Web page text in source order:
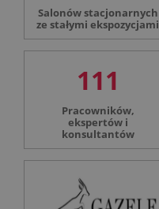
Salonów stacjonarnych
ze stałymi ekspozycjami
111
Pracowników,
ekspertów i
konsultantów